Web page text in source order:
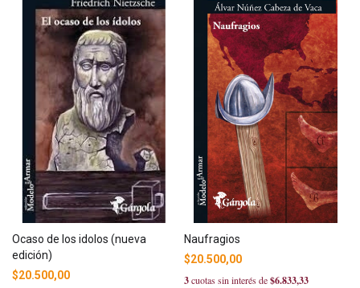
Ocaso de los idolos (nueva
edición)
$20.500,00
Naufragios
$20.500,00
3cuotas sin interés de$6.833,33